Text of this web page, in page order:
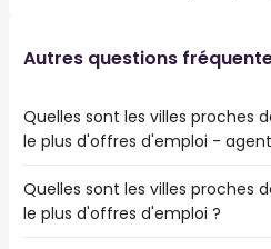
Autres questions
Quelles sont les villes proches
le plus d'offres d'emploi -
Les villes proches de
d'offres d'emploi - agent
Quelles sont les villes proches
le plus d'offres d'emploi ?